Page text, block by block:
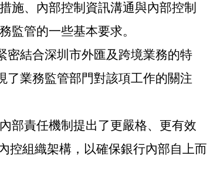
施、內部控制資訊溝通與內部控制
監管的一些基本要求。
密結合深圳市外匯及跨境業務的特
了業務監管部門對該項工作的關注
部責任機制提出了更嚴格、更有效
控組織架構，以確保銀行內部自上而